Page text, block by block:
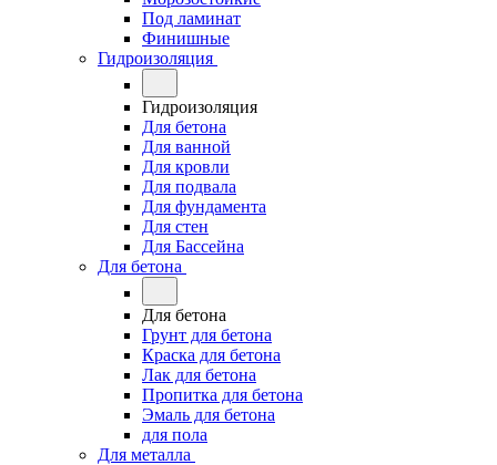
Под ламинат
Финишные
Гидроизоляция
Гидроизоляция
Для бетона
Для ванной
Для кровли
Для подвала
Для фундамента
Для стен
Для Бассейна
Для бетона
Для бетона
Грунт для бетона
Краска для бетона
Лак для бетона
Пропитка для бетона
Эмаль для бетона
для пола
Для металла